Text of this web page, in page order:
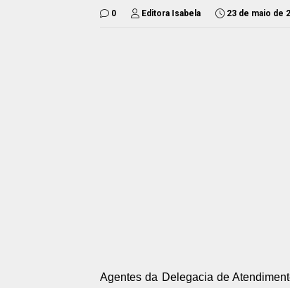
0 Editora Isabela 23 de maio de
Agentes da Delegacia de